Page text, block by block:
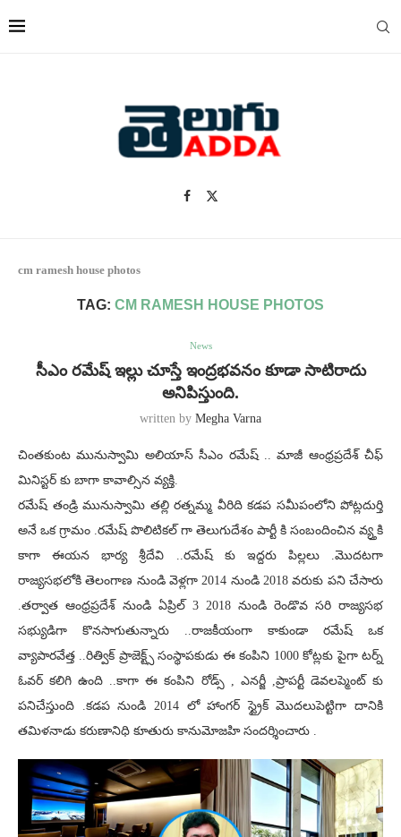
cm ramesh house photos
TAG: CM RAMESH HOUSE PHOTOS
News
సీఎం రమేష్ ఇల్లు చూస్తే ఇంద్రభవనం కూడా సాటిరాదు
అనిపిస్తుంది.
written by Megha Varna
చింతకుంట మునుస్వామి అలియాస్ సీఎం రమేష్ .. మాజీ ఆంధ్రప్రదేశ్ చీఫ్
మినిస్టర్ కు బాగా కావాల్సిన వ్యక్తి.
రమేష్ తండ్రి మునుస్వామి తల్లి రత్నమ్మ వీరిది కడప సమీపంలోని పోట్లదుర్తి
అనే ఒక గ్రామం .రమేష్ పొలిటికల్ గా తెలుగుదేశం పార్టీ కి సంబందించిన వ్య్తకి
కాగా ఈయన భార్య శ్రీదేవి ..రమేష్ కు ఇద్దరు పిల్లలు .మొదటగా
రాజ్యసభలోకి తెలంగాణ నుండి వెళ్లగా 2014 నుండి 2018 వరుకు పని చేసారు
.తర్వాత ఆంధ్రప్రదేశ్ నుండి ఏప్రిల్ 3 2018 నుండి రెండొవ సరి రాజ్యసభ
సభ్యుడిగా కొనసాగుతున్నారు ..రాజకీయంగా కాకుండా రమేష్ ఒక
వ్యాపారవేత్త ..రిత్విక్ ప్రాజెక్ట్స్ సంస్థాపకుడు ఈ కంపిని 1000 కోట్లకు పైగా టర్న్
ఓవర్ కలిగి ఉంది ..కాగా ఈ కంపిని రోడ్స్ , ఎనర్జీ ,ప్రాపర్టీ డెవలప్మెంట్ కు
పనిచేస్తుంది .కడప నుండి 2014 లో హాంగర్ స్ట్రైక్ మొదలుపెట్టిగా దానికి
తమిళనాడు కరుణానిధి కూతురు కానుమోజహి సందర్శించారు .